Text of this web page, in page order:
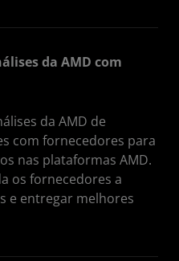
da AMD com
da AMD de
com fornecedores para
nas plataformas AMD.
os fornecedores a
e entregar melhores